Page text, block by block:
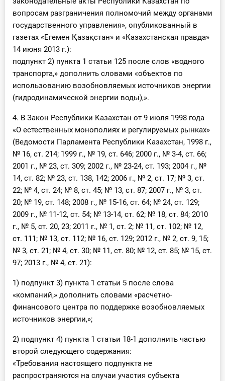
вопросам разграничения полномочий между органами
государственного управления», опубликованный в
газетах «Егемен Қазақстан» и «Казахстанская правда»
14 июня 2013 г.):
подпункт 2) пункта 1 статьи 125 после слов «водного
транспорта,» дополнить словами «объектов по
использованию возобновляемых источников энергии
(гидродинамической энергии воды),».
4. В Закон Республики Казахстан от 9 июля 1998 года
«О естественных монополиях и регулируемых рынках»
(Ведомости Парламента Республики Казахстан, 1998 г.,
№ 16, ст. 214; 1999 г., № 19, ст. 646; 2000 г., № 3-4, ст. 66;
2001 г., № 23, ст. 309; 2002 г., № 23-24, ст. 193; 2004 г., №
14, ст. 82; № 23, ст. 138, 142; 2006 г., № 2, ст. 17; № 3, ст.
22; № 4, ст. 24; № 8, ст. 45; № 13, ст. 87; 2007 г., № 3, ст.
20; № 19, ст. 148; 2008 г., № 15-16, ст. 64; № 24, ст. 129;
2009 г., № 11-12, ст. 54; № 13-14, ст. 62; № 18, ст. 84; 2010
г., № 5, ст. 20, 23; 2011 г., № 1, ст. 2; № 11, ст. 102; № 12,
ст. 111; № 13, ст. 112; № 16, ст. 129; 2012 г., № 2, ст. 9, 15;
№ 3, ст. 21; № 4, ст. 30; № 11, ст. 80; № 12, ст. 85; № 15, ст.
97; 2013 г., № 4, ст. 21):
1) подпункт 3) пункта 1 статьи 5 после слова
«компаний,» дополнить словами «расчетно-
финансового центра по поддержке возобновляемых
источников энергии,»;
2) подпункт 4) пункта 1 статьи 18-1 дополнить частью
второй следующего содержания:
«Требования настоящего подпункта не
распространяются на случаи участия субъекта